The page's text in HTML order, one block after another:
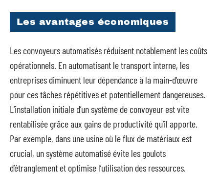
Les avantages économiques
Les convoyeurs automatisés réduisent notablement les coûts
opérationnels. En automatisant le transport interne, les
entreprises diminuent leur dépendance à la main-d’œuvre
pour ces tâches répétitives et potentiellement dangereuses.
L’installation initiale d’un système de convoyeur est vite
rentabilisée grâce aux gains de productivité qu’il apporte.
Par exemple, dans une usine où le flux de matériaux est
crucial, un système automatisé évite les goulots
d’étranglement et optimise l’utilisation des ressources.